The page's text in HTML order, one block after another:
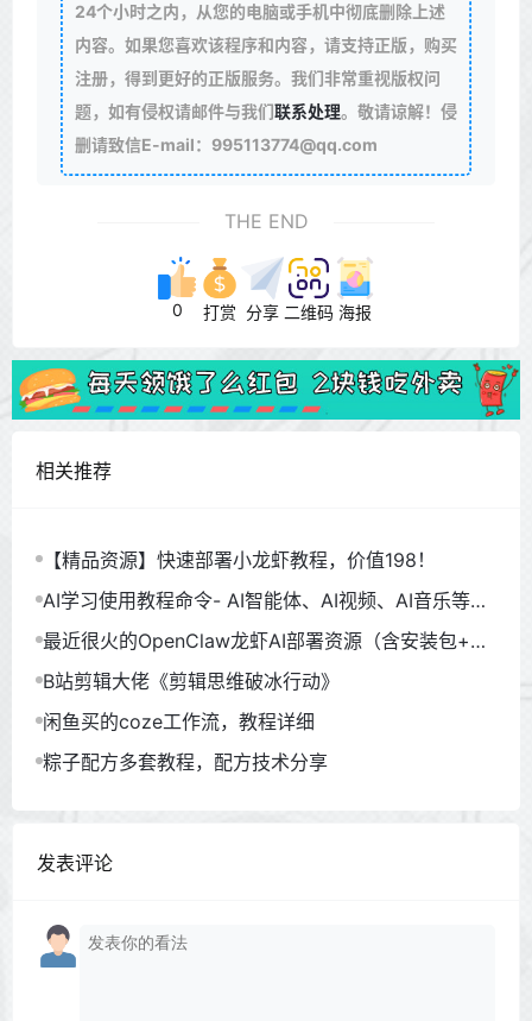
24个小时之内，从您的电脑或手机中彻底删除上述
内容。如果您喜欢该程序和内容，请支持正版，购买
注册，得到更好的正版服务。我们非常重视版权问
题，如有侵权请邮件与我们联系处理。敬请谅解！侵
删请致信E-mail：995113774@qq.com
THE END
0 打赏 分享 二维码 海报
相关推荐
【精品资源】快速部署小龙虾教程，价值198！
AI学习使用教程命令- AI智能体、AI视频、AI音乐等
（930GB）
最近很火的OpenClaw龙虾AI部署资源（含安装包+教
程）
B站剪辑大佬《剪辑思维破冰行动》
闲鱼买的coze工作流，教程详细
粽子配方多套教程，配方技术分享
发表评论